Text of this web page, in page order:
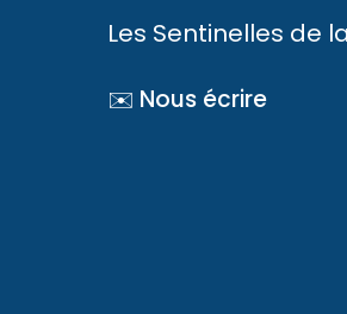
Les Sentinelles de
✉️ Nous écrire